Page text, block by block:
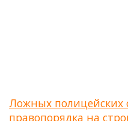
Ложных полицейских
правопорядка на